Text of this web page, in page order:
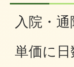
入院・
単価に